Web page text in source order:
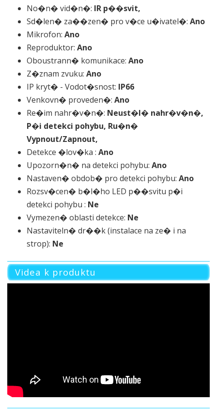
No�n� vid�n�: IR p��svit,
Sd�len� za��zen� pro v�ce u�ivatel�: Ano
Mikrofon: Ano
Reproduktor: Ano
Oboustrann� komunikace: Ano
Z�znam zvuku: Ano
IP kryt� - Vodot�snost: IP66
Venkovn� proveden�: Ano
Re�im nahr�v�n�: Neust�l� nahr�v�n�,
P�i detekci pohybu, Ru�n�
Vypnout/Zapnout,
Detekce �lov�ka : Ano
Upozorn�n� na detekci pohybu: Ano
Nastaven� obdob� pro detekci pohybu: Ano
Rozsv�cen� b�l�ho LED p��svitu p�i
detekci pohybu : Ne
Vymezen� oblasti detekce: Ne
Nastaviteln� dr��k (instalace na ze� i na
strop): Ne
Videa k produktu